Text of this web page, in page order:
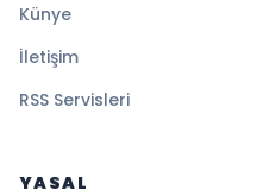
Künye
İletişim
RSS Servisleri
YASAL